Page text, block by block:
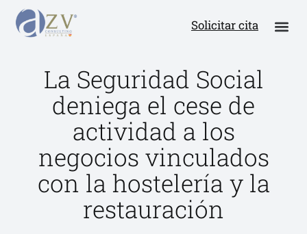
Solicitar cita
La Seguridad Social
deniega el cese de
actividad a los
negocios vinculados
con la hostelería y la
restauración